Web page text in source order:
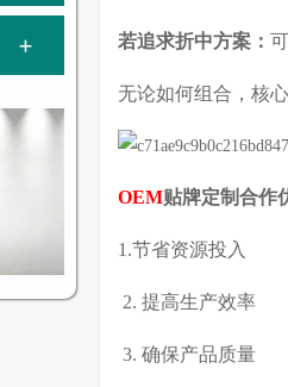
若追求折中方案：
无论如何组合，核
OEM贴牌定制合作
1.节省资源投入
2. 提高生产效率
3. 确保产品质量